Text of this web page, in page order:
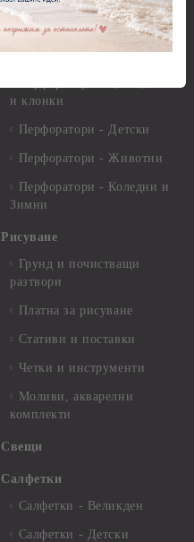
Фигури - кръгове, овали
Перфоратори - Сърца и
звезди
и клонки
Перфоратори - Детски
Перфоратори - Животни
Перфоратори - Коледни и
Зимни
Рисуване
Грунд и почистващи
разтвори
Платна за рисуване
Стативи и поставки
Четки и инструменти
Моливи, акварелни
комплекти
Свещи
Салфетки
Салфетки - Великден
Салфетки - Детски